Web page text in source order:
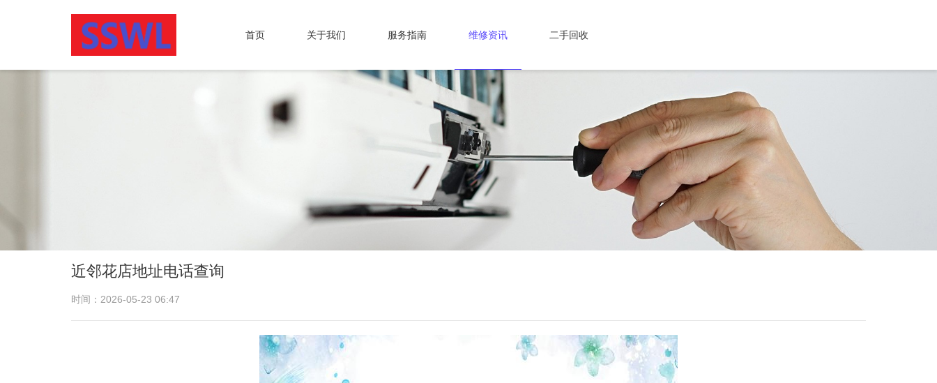
首页 关于我们 服务指南 维修资讯 二手回收
近邻花店地址电话查询
时间：2026-05-23 06:47